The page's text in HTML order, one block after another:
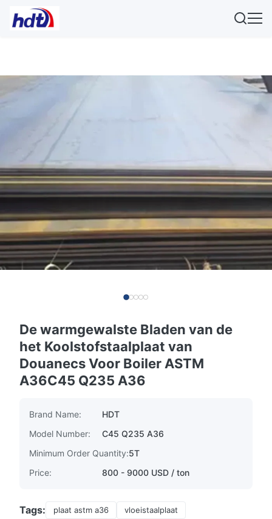
De warmgewalste Bladen van de
het Koolstofstaalplaat van
Douanecs Voor Boiler ASTM
A36C45 Q235 A36
Brand Name:
HDT
Model Number:
C45 Q235 A36
Minimum Order Quantity:5T
Price:
800 - 9000 USD / ton
Tags: plaat astm a36
vloeistaalplaat